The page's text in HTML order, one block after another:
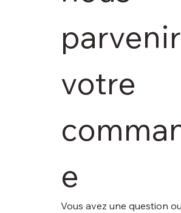
parvenir
votre
e
Vous avez une question ou